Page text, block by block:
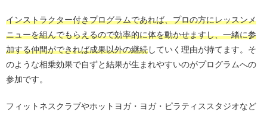
インストラクター付きプログラムであれば、プロの方にレッスンメ
ニューを組んでもらえるので効率的に体を動かせますし、一緒に参
加する仲間ができれば成果以外の継続していく理由が持てます。そ
のような相乗効果で自ずと結果が生まれやすいのがプログラムへの
参加です。
フィットネスクラブやホットヨガ・ヨガ・ピラティススタジオなど